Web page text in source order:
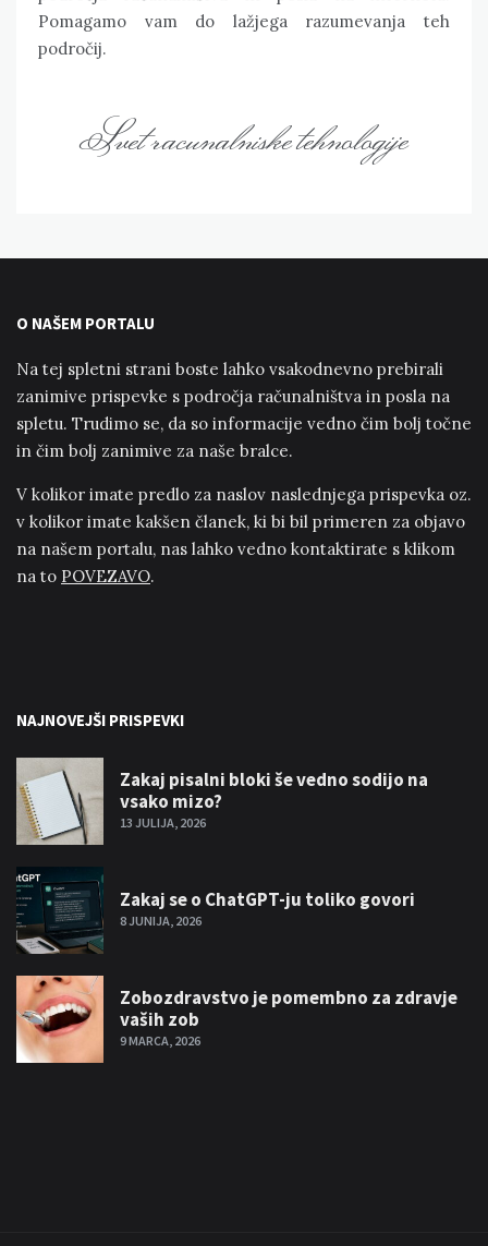
Pomagamo vam do lažjega razumevanja teh
področij.
Svet racunalniske tehnologije
O NAŠEM PORTALU
Na tej spletni strani boste lahko vsakodnevno prebirali
zanimive prispevke s področja računalništva in posla na
spletu. Trudimo se, da so informacije vedno čim bolj točne
in čim bolj zanimive za naše bralce.
V kolikor imate predlo za naslov naslednjega prispevka oz.
v kolikor imate kakšen članek, ki bi bil primeren za objavo
na našem portalu, nas lahko vedno kontaktirate s klikom
na to POVEZAVO.
NAJNOVEJŠI PRISPEVKI
Zakaj pisalni bloki še vedno sodijo na
vsako mizo?
13 JULIJA, 2026
Zakaj se o ChatGPT-ju toliko govori
8 JUNIJA, 2026
Zobozdravstvo je pomembno za zdravje
vaših zob
9 MARCA, 2026